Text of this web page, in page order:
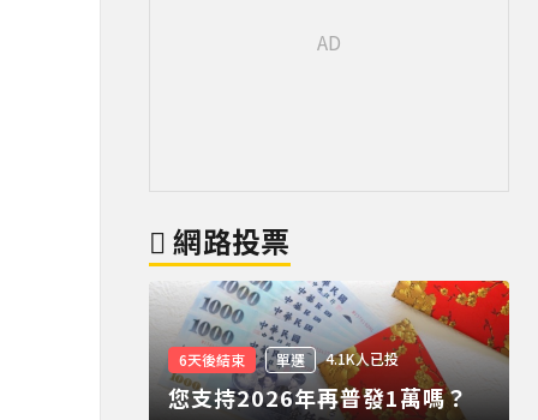
網路投票
6天後結束 單選 4.1K人已投
您支持2026年再普發1萬嗎？